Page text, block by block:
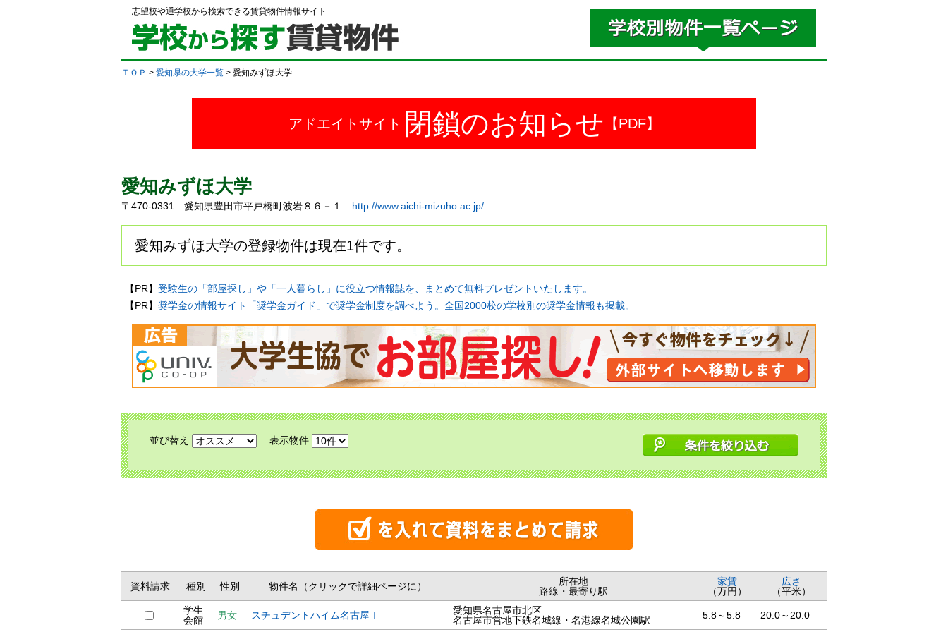
志望校や通学校から検索できる賃貸物件情報サイト
ＴＯＰ > 愛知県の大学一覧 > 愛知みずほ大学
アドエイトサイト 閉鎖のお知らせ 【PDF】
愛知みずほ大学
〒470-0331 愛知県豊田市平戸橋町波岩８６－１ http://www.aichi-mizuho.ac.jp/
愛知みずほ大学の登録物件は現在1件です。
【PR】 受験生の「部屋探し」や「一人暮らし」に役立つ情報誌を、まとめて無料プレゼントいたします。
【PR】 奨学金の情報サイト「奨学金ガイド」で奨学金制度を調べよう。全国2000校の学校別の奨学金情報も掲載。
並び替え 表示物件
資料請求 種別 性別 物件名（クリックで詳細ページに）
所在地
路線・最寄り駅
家賃
（万円）
広さ
（平米）
学生
会館
男女 スチュデントハイム名古屋Ⅰ
愛知県名古屋市北区
名古屋市営地下鉄名城線・名港線名城公園駅
5.8～5.8 20.0～20.0